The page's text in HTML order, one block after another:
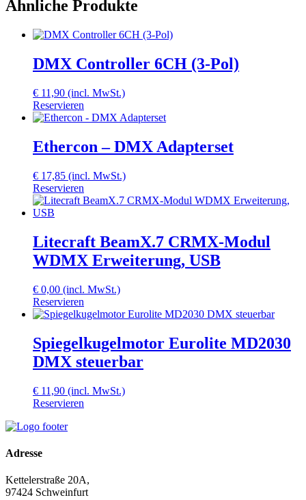
Ähnliche Produkte
DMX Controller 6CH (3-Pol)
€ 11,90 (incl. MwSt.)
Reservieren
Ethercon – DMX Adapterset
€ 17,85 (incl. MwSt.)
Reservieren
Litecraft BeamX.7 CRMX-Modul
WDMX Erweiterung, USB
€ 0,00 (incl. MwSt.)
Reservieren
Spiegelkugelmotor Eurolite MD2030
DMX steuerbar
€ 11,90 (incl. MwSt.)
Reservieren
Adresse
Kettelerstraße 20A,
97424 Schweinfurt